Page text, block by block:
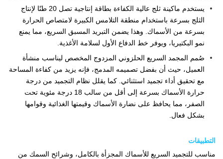
يستخدم ماكينة ثلج عالية الكفاءة بطاقة إنتاجية تصل 20 طنًا لإنتاج
الثلج بسرعة باستخدام منطقة التلامس الكبيرة لامتصاص الحرارة
بسرعة من الأسماك. وهذا يضمن التبريد المسبق السريع، مما يمنع
نمو البكتيريا، ويوفر خط الدفاع الأول لسلامة الأغذية.
صُمم المجمد السريع الحلزوني المزدوج المخصص ليناسب منشأة
العميل، حيث أن بفضل تصميمه المدمج، فإنه يزيد من كفاءة المساحة
مع تحقيق أداء تجميد استثنائي. كما يقلل نظام التجميد من درجة
حرارة الأسماك بسرعة إلى أقل من سالب 18 درجة مئوية تحت
الصفر، مما يحافظ على نضارة الأسماك وقيمتها الغذائية وقوامها
بشكل فعال.
التطبيقات
مناسب للتجميد السريع للأسماك المجزأة بالكامل، وشرائح السمك من